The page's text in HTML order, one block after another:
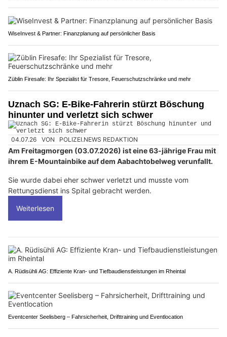
WiseInvest & Partner: Finanzplanung auf persönlicher Basis
Züblin Firesafe: Ihr Spezialist für Tresore, Feuerschutzschränke und mehr
Uznach SG: E-Bike-Fahrerin stürzt Böschung
hinunter und verletzt sich schwer
04.07.26 VON POLIZEI.NEWS REDAKTION
Am Freitagmorgen (03.07.2026) ist eine 63-jährige Frau mit
ihrem E-Mountainbike auf dem Aabachtobelweg verunfallt.
Sie wurde dabei eher schwer verletzt und musste vom
Rettungsdienst ins Spital gebracht werden.
Weiterlesen
A. Rüdisühli AG: Effiziente Kran- und Tiefbaudienstleistungen im Rheintal
Eventcenter Seelisberg – Fahrsicherheit, Drifttraining und Eventlocation